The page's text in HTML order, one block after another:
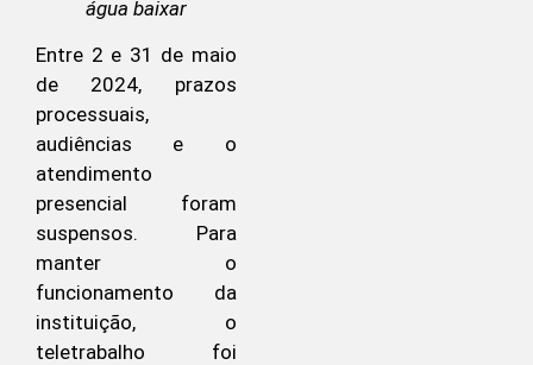
água baixar
Entre 2 e 31 de maio
de 2024, prazos
processuais,
audiências e o
atendimento
presencial foram
suspensos. Para
manter o
funcionamento da
instituição, o
teletrabalho foi